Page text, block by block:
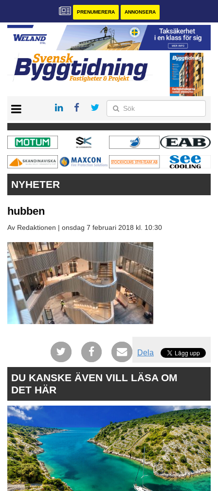
PRENUMERERA ANNONSERA
PRENUMERERA
VÅRA ANDRA MAGASIN
ANNONSERA
KONTAKT
NYHETER
hubben
Av Redaktionen | onsdag 7 februari 2018 kl. 10:30
Dela
DU KANSKE ÄVEN VILL LÄSA OM
DET HÄR